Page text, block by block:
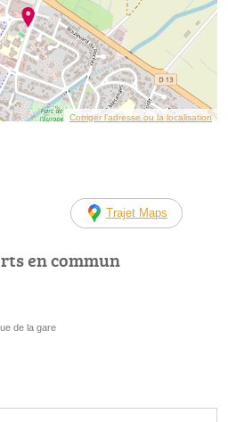
Corriger l’adresse ou la localisation
Trajet Maps
en commun
de la gare